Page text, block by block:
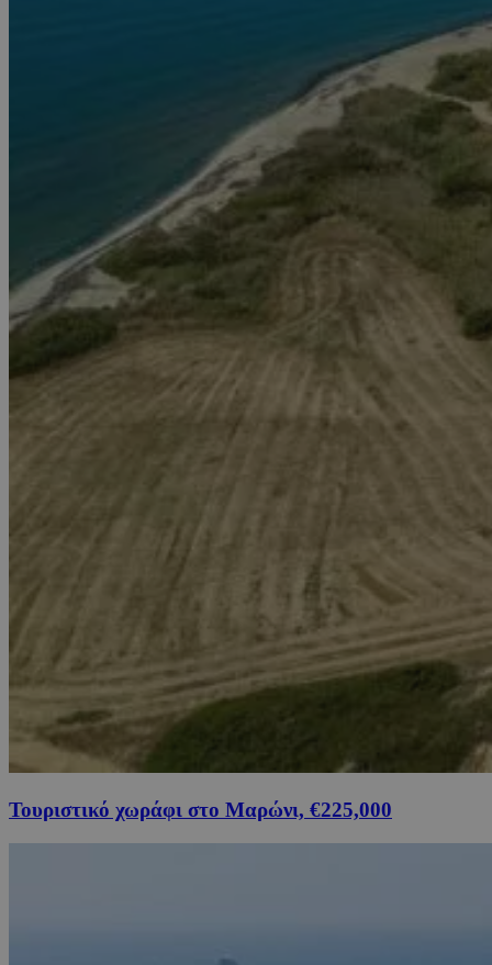
Τουριστικό χωράφι στο Μαρώνι, €225,000